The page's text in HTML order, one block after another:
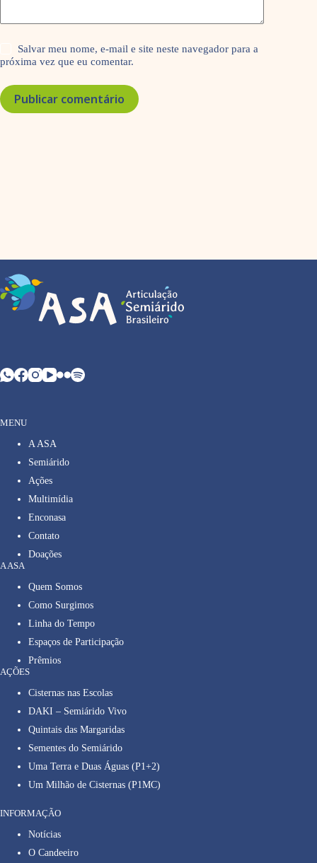
Salvar meu nome, e-mail e site neste navegador para a
próxima vez que eu comentar.
Publicar comentário
MENU
A ASA
Semiárido
Ações
Multimídia
Enconasa
Contato
Doações
A ASA
Quem Somos
Como Surgimos
Linha do Tempo
Espaços de Participação
Prêmios
AÇÕES
Cisternas nas Escolas
DAKI – Semiárido Vivo
Quintais das Margaridas
Sementes do Semiárido
Uma Terra e Duas Águas (P1+2)
Um Milhão de Cisternas (P1MC)
INFORMAÇÃO
Notícias
O Candeeiro